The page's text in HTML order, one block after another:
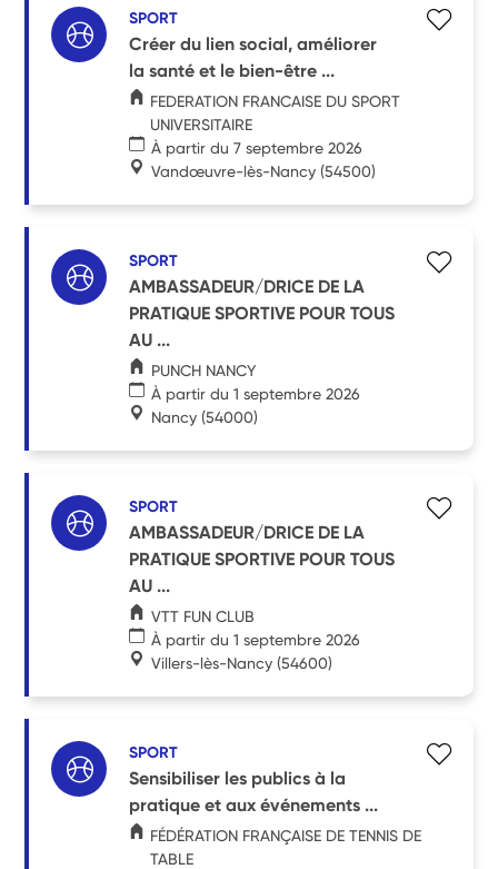
SPORT
Créer du lien social, améliorer
la santé et le bien-être ...
FEDERATION FRANCAISE DU SPORT
UNIVERSITAIRE
À partir du 7 septembre 2026
Vandœuvre-lès-Nancy (54500)
SPORT
AMBASSADEUR/DRICE DE LA
PRATIQUE SPORTIVE POUR TOUS
AU ...
PUNCH NANCY
À partir du 1 septembre 2026
Nancy (54000)
SPORT
AMBASSADEUR/DRICE DE LA
PRATIQUE SPORTIVE POUR TOUS
AU ...
VTT FUN CLUB
À partir du 1 septembre 2026
Villers-lès-Nancy (54600)
SPORT
Sensibiliser les publics à la
pratique et aux événements ...
FÉDÉRATION FRANÇAISE DE TENNIS DE
TABLE